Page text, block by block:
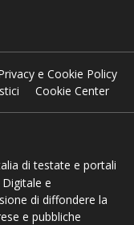
e Cookie Policy
Cookie Center
di testate e portali
e
di diffondere la
e pubbliche